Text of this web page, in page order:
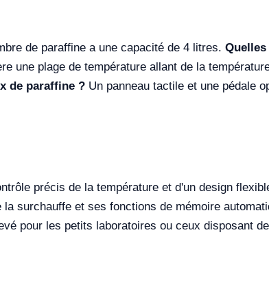
de paraffine a une capacité de 4 litres.
une plage de température allant de la
de paraffine ? Un panneau tactile et une pédale
précis de la température et d'un design
surchauffe et ses fonctions de mémoire
pour les petits laboratoires ou ceux disposant